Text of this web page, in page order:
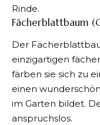
Rinde.
Fächerblattbaum
Der
einzigartigen
färben sie sich zu
einen
im Garten bildet.
anspruchslos.